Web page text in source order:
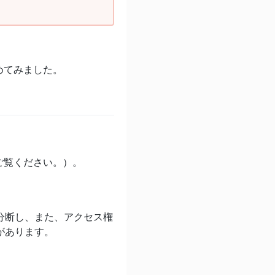
みました。
覧ください。）。
断し、また、アクセス権
ります。